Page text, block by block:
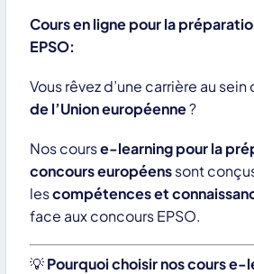
Cours en ligne pour la
EPSO:
Vous rêvez d’une carrière au sein
de l’Union européenne?
Nos course-learning pour la
concours européenssont
lescompétences et
face aux concours EPSO.
💡Pourquoi choisir nos cours e-